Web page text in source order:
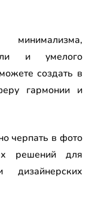
и умелого
создать в
гармонии и
черпать в фото
решений для
дизайнерских